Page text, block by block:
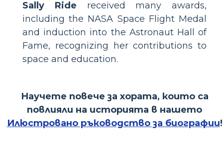
Sally Ride received many awards,
including the NASA Space Flight Medal
and induction into the Astronaut Hall of
Fame, recognizing her contributions to
space and education.
Научете повече за хората, които са
повлияли на историята в нашето
Илюстровано ръководство за биографии!